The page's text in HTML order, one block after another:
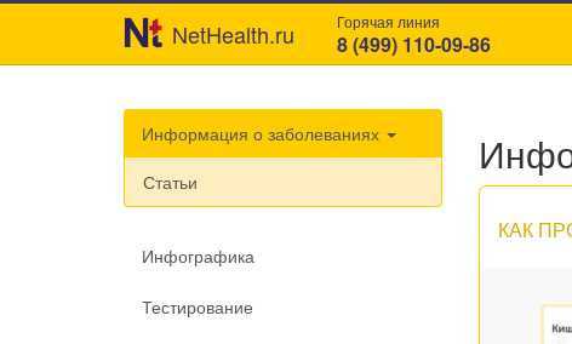
NetHealth.ru Горячая линия
8 (499) 110-09-86
Информация о заболеваниях
Статьи
Инфографика
Тестирование
КАК